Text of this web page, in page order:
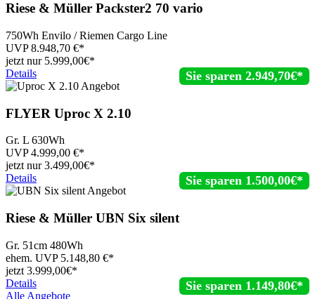
Riese & Müller Packster2 70 vario
750Wh Envilo / Riemen Cargo Line
UVP8.948,70 €*
jetzt nur 5.999,00€*
Sie sparen 2.949,70€*
Details
FLYER Uproc X 2.10
Gr. L 630Wh
UVP4.999,00 €*
jetzt nur3.499,00€*
Sie sparen 1.500,00€*
Details
Riese & Müller UBN Six silent
Gr. 51cm 480Wh
ehem. UVP 5.148,80 €*
jetzt 3.999,00€*
Sie sparen 1.149,80€*
Details
Alle Angebote